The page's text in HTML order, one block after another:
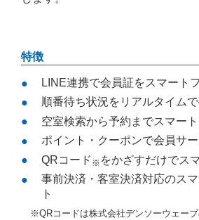
特徴
LINE連携で会員証をスマート
順番待ち状況をリアルタイム
空室検索から予約までスマー
ポイント・クーポンで会員サ
QRコード ※ をかざすだけでス
事前決済・客室決済対応のス
ト
※QRコードは株式会社デンソーウェーブ